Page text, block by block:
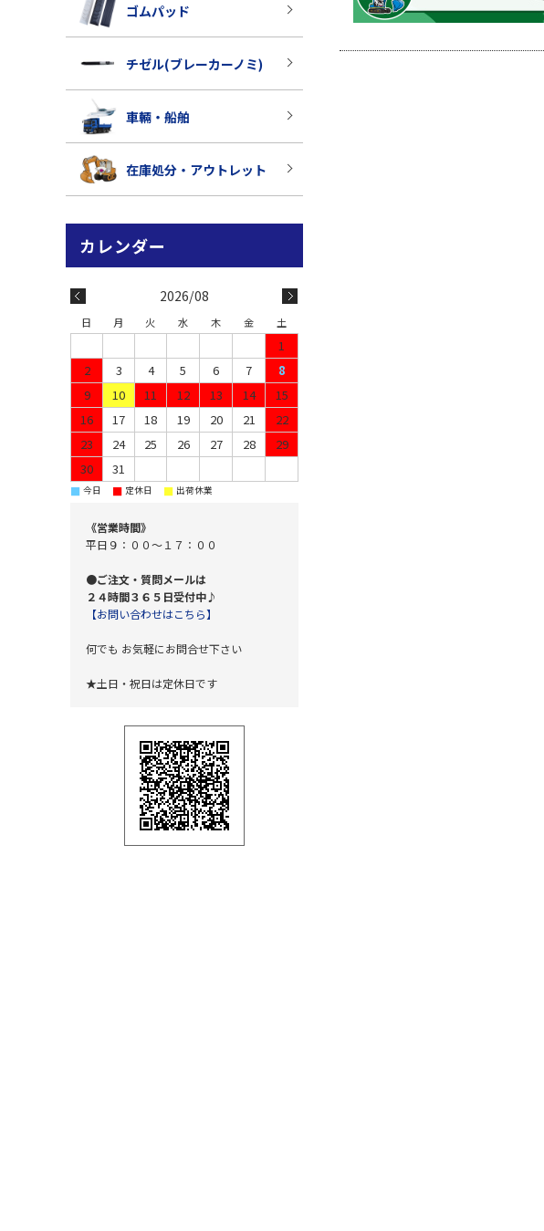
ゴムパッド
チゼル(ブレーカーノミ)
車輛・船舶
在庫処分・アウトレット
2026/08
日 月 火 水 木 金 土
1
2
3 4 5 6 7
8
9
10 11 12 13 14
15
16
17 18 19 20 21
22
23
24 25 26 27 28
29
30
31
■ 今日 ■ 定休日 ■ 出荷休業
《営業時間》
平日９：００～１７：００
●ご注文・質問メールは
２４時間３６５日受付中♪
【お問い合わせはこちら】
何でも お気軽にお問合せ下さい
★土日・祝日は定休日です